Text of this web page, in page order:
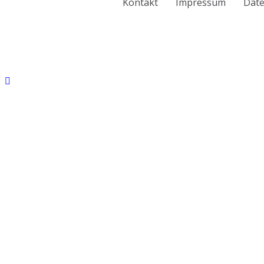
Kontakt Impressum